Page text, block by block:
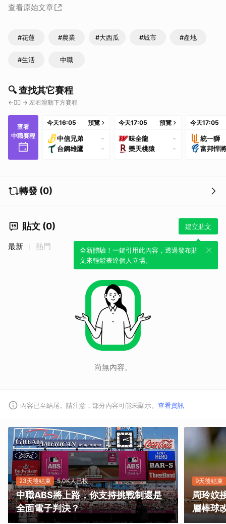
查看原始文章
#花蓮 #農業 #大西瓜 #城市 #產地
#生活 中職
🔍 查找其它賽程
←👇🏼 → 左右滑動下方賽程
查看
中職賽程
今天16:05 預覽
中信兄弟 -
台鋼雄鷹 -
今天17:05 預覽
味全龍 -
樂天桃猿 -
今天17:05
統一獅
富邦悍將
轉發 (0)
貼文 (0) 建立貼文
全新體驗！一鍵引用此內容，透過發布貼
文來輕鬆表達個人立場。
最新 熱門
尚無內容。
內容已至結尾。請注意，部分內容可能未顯示。 查看資訊
23天後結束 5.0K人已投
中職ABS將上路，你支持挑戰制還是
全面電子判決？
9天後結束
周玲妏
層棒球